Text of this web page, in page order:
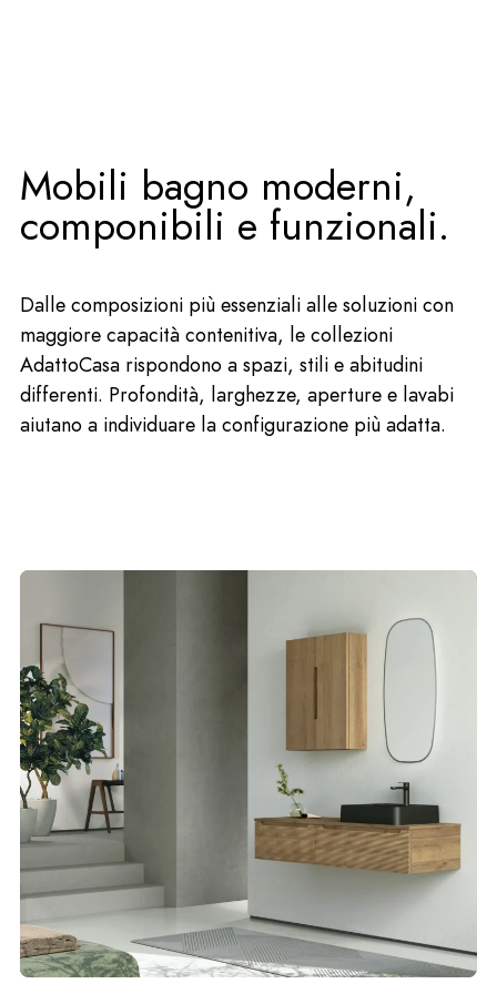
Mobili bagno moderni,
componibili e funzionali.
Dalle composizioni più essenziali alle soluzioni con
maggiore capacità contenitiva, le collezioni
AdattoCasa rispondono a spazi, stili e abitudini
differenti. Profondità, larghezze, aperture e lavabi
aiutano a individuare la configurazione più adatta.